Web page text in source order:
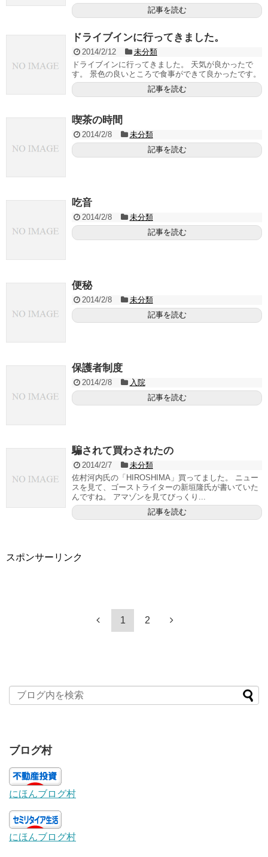
記事を読む
ドライブインに行ってきました。
2014/2/12
未分類
ドライブインに行ってきました。 天気が良かったで
す。 景色の良いところで食事ができて良かったです。
記事を読む
喫茶の時間
2014/2/8
未分類
記事を読む
吃音
2014/2/8
未分類
記事を読む
便秘
2014/2/8
未分類
記事を読む
保護者制度
2014/2/8
入院
記事を読む
騙されて買わされたの
2014/2/7
未分類
佐村河内氏の「HIROSHIMA」買ってました。 ニュー
スを見て、ゴーストライターの新垣隆氏が書いていた
んですね。 アマゾンを見てびっくり...
記事を読む
スポンサーリンク
1 2
ブログ村
にほんブログ村
にほんブログ村